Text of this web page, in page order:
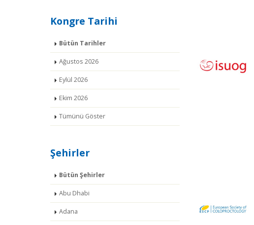
Kongre Tarihi
Bütün Tarihler
Ağustos 2026
Eylül 2026
Ekim 2026
Tümünü Göster
Şehirler
Bütün Şehirler
Abu Dhabi
Adana